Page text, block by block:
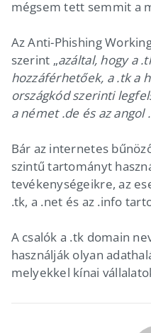
mégsem tett semmit a
Az Anti-Phishing
szerint „azáltal, hogy a
hozzáférhetőek, a .tk a
országkód szerinti
a német .de és az angol
Bár az internetes
szintű tartományt
tevékenységeikre, az
.tk, a .net és az .info
A csalók a .tk domain
használják olyan
melyekkel kínai